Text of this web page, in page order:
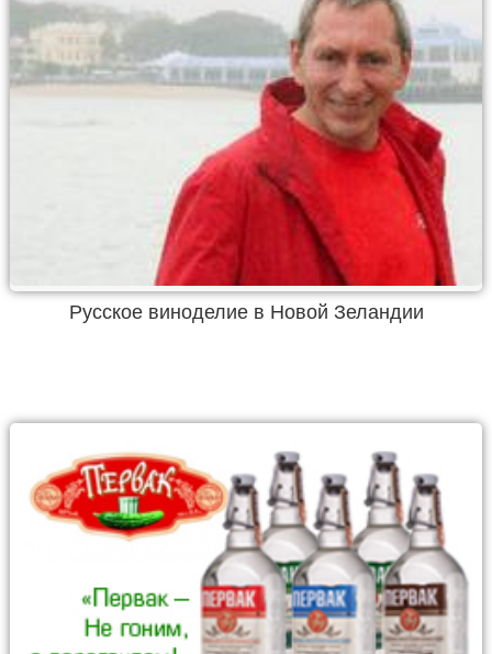
Русское виноделие в Новой Зеландии